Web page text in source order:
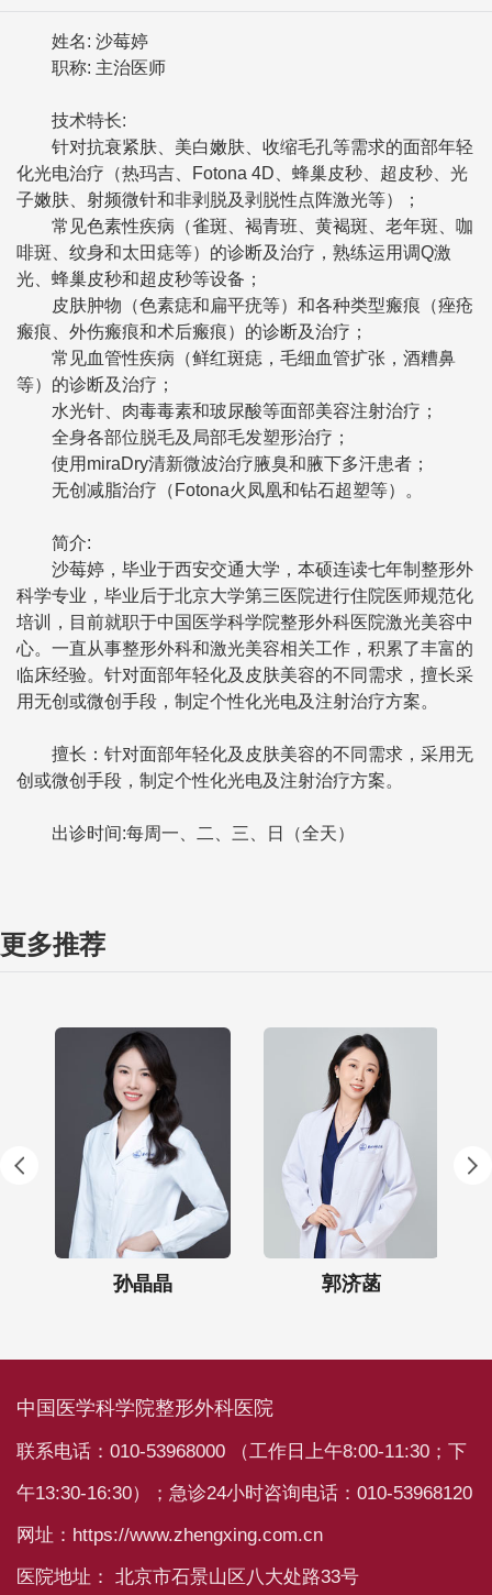
姓名: 沙莓婷
职称: 主治医师
技术特长:
针对抗衰紧肤、美白嫩肤、收缩毛孔等需求的面部年轻
化光电治疗（热玛吉、Fotona 4D、蜂巢皮秒、超皮秒、光
子嫩肤、射频微针和非剥脱及剥脱性点阵激光等）；
常见色素性疾病（雀斑、褐青班、黄褐斑、老年斑、咖
啡斑、纹身和太田痣等）的诊断及治疗，熟练运用调Q激
光、蜂巢皮秒和超皮秒等设备；
皮肤肿物（色素痣和扁平疣等）和各种类型瘢痕（痤疮
瘢痕、外伤瘢痕和术后瘢痕）的诊断及治疗；
常见血管性疾病（鲜红斑痣，毛细血管扩张，酒糟鼻
等）的诊断及治疗；
水光针、肉毒毒素和玻尿酸等面部美容注射治疗；
全身各部位脱毛及局部毛发塑形治疗；
使用miraDry清新微波治疗腋臭和腋下多汗患者；
无创减脂治疗（Fotona火凤凰和钻石超塑等）。
简介:
沙莓婷，毕业于西安交通大学，本硕连读七年制整形外
科学专业，毕业后于北京大学第三医院进行住院医师规范化
培训，目前就职于中国医学科学院整形外科医院激光美容中
心。一直从事整形外科和激光美容相关工作，积累了丰富的
临床经验。针对面部年轻化及皮肤美容的不同需求，擅长采
用无创或微创手段，制定个性化光电及注射治疗方案。
擅长：针对面部年轻化及皮肤美容的不同需求，采用无
创或微创手段，制定个性化光电及注射治疗方案。
出诊时间:每周一、二、三、日（全天）
更多推荐
孙晶晶 郭济菡
中国医学科学院整形外科医院
联系电话：010-53968000 （工作日上午8:00-11:30；下
午13:30-16:30）；急诊24小时咨询电话：010-53968120
网址：https://www.zhengxing.com.cn
医院地址： 北京市石景山区八大处路33号